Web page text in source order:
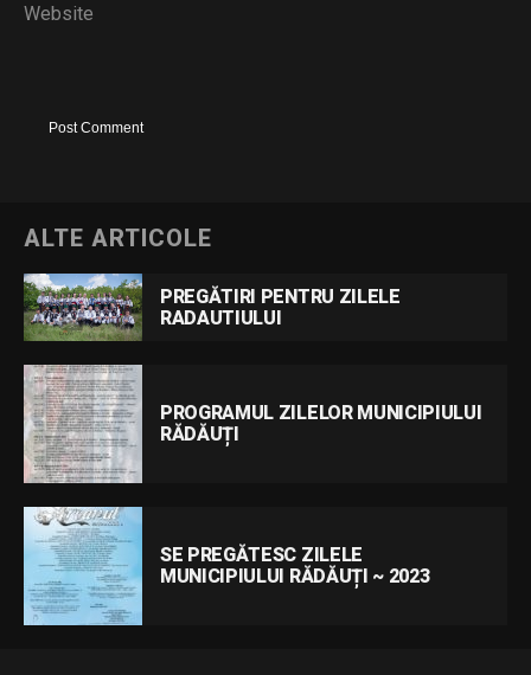
Website
ALTE ARTICOLE
PREGĂTIRI PENTRU ZILELE
RADAUTIULUI
PROGRAMUL ZILELOR MUNICIPIULUI
RĂDĂUȚI
SE PREGĂTESC ZILELE
MUNICIPIULUI RĂDĂUȚI ~ 2023